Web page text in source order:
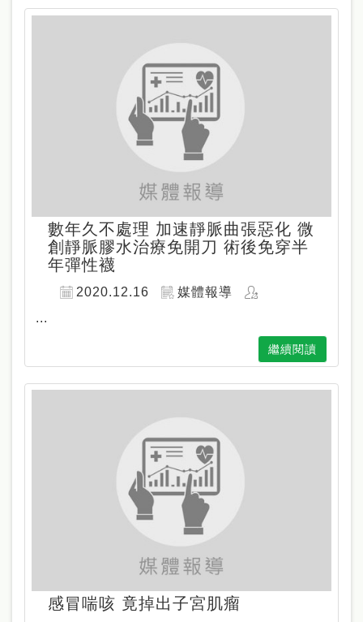
數年久不處理 加速靜脈曲張惡化 微
創靜脈膠水治療免開刀 術後免穿半
年彈性襪
2020.12.16
媒體報導
...
繼續閱讀
感冒喘咳 竟掉出子宮肌瘤